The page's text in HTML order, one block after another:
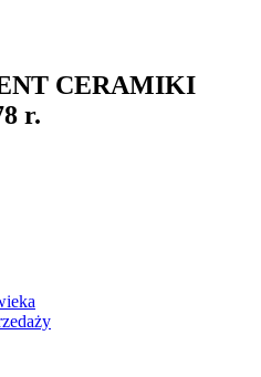
CERAMIKI
r.